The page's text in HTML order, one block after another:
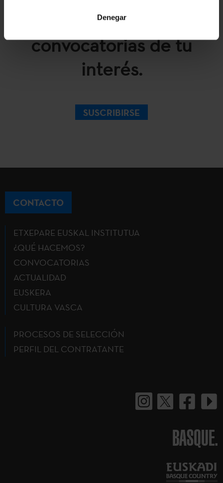
Denegar
cuando se abran
convocatorias de tu
interés.
SUSCRIBIRSE
CONTACTO
ETXEPARE EUSKAL INSTITUTUA
¿QUÉ HACEMOS?
CONVOCATORIAS
ACTUALIDAD
EUSKERA
CULTURA VASCA
PROCESOS DE SELECCIÓN
PERFIL DEL CONTRATANTE
BASQUE.